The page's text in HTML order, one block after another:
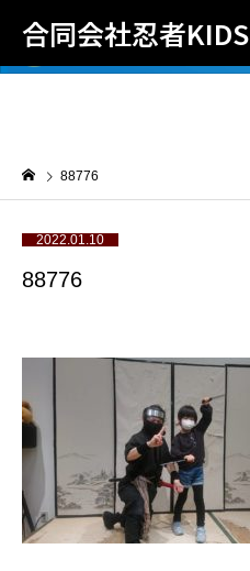
合同会社忍者KIDS
88776
2022.01.10
88776